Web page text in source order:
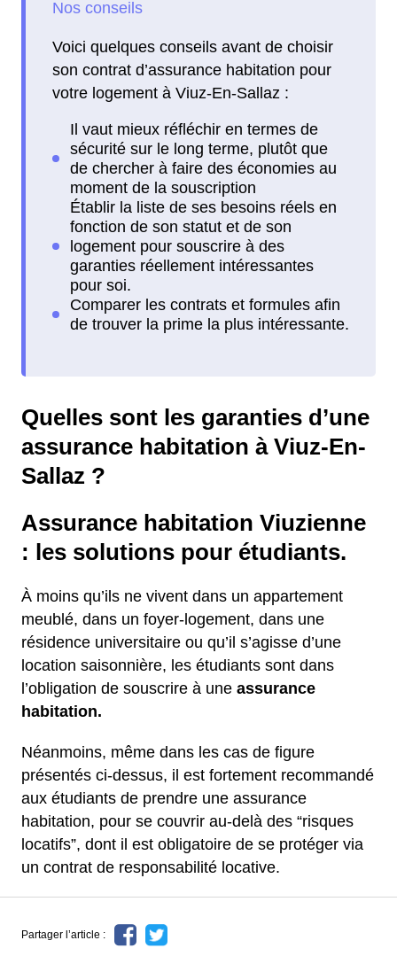
Voici quelques conseils avant de choisir
son contrat d’assurance habitation pour
votre logement à Viuz-En-Sallaz :
Quelles sont les garanties d’une
assurance habitation à Viuz-En-
Sallaz ?
Assurance habitation Viuzienne
: les solutions pour étudiants.
À moins qu’ils ne vivent dans un appartement
meublé, dans un foyer-logement, dans une
résidence universitaire ou qu’il s’agisse d’une
location saisonnière, les étudiants sont dans
l’obligation de souscrire à une assurance
habitation.
Néanmoins, même dans les cas de figure
présentés ci-dessus, il est fortement recommandé
aux étudiants de prendre une assurance
habitation, pour se couvrir au-delà des “risques
locatifs”, dont il est obligatoire de se protéger via
un contrat de responsabilité locative.
Partager l’article :